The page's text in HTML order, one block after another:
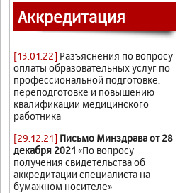
Аккредитация
[13.01.22] Разъяснения по вопросу
оплаты образовательных услуг по
профессиональной подготовке,
переподготовке и повышению
квалификации медицинского
работника
[29.12.21] Письмо Минздрава от 28
декабря 2021 «По вопросу
получения свидетельства об
аккредитации специалиста на
бумажном носителе»